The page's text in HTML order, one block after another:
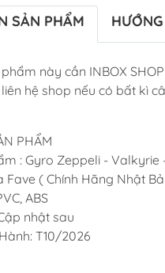
SẢN PHẨM
phẩm này cần INBOX
hệ shop nếu có bất kì
PHẨM
: Gyro Zeppeli -
Fave ( Chính Hãng Nhật
ABS
nhật sau
T10/2026